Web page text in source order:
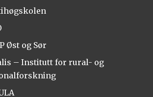
Øst og Sør
– Institutt for rural- og